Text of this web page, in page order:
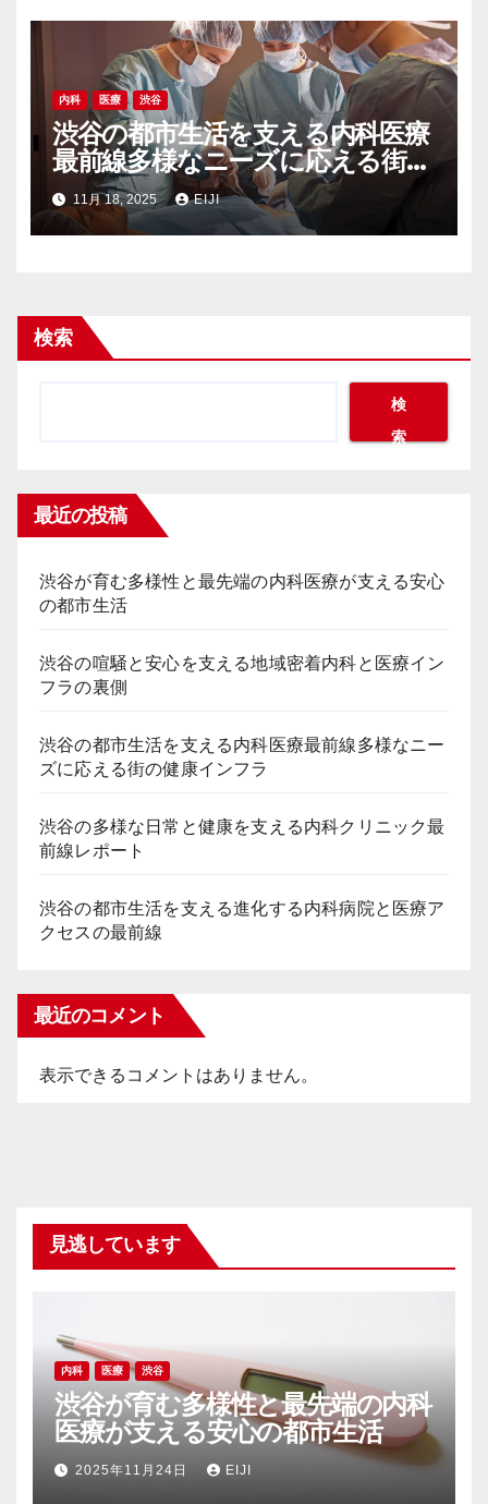
内科 医療 渋谷
渋谷の都市生活を支える内科医療
最前線多様なニーズに応える街の
健康インフラ
11月 18, 2025 EIJI
検索
検
索
最近の投稿
渋谷が育む多様性と最先端の内科医療が支える安心
の都市生活
渋谷の喧騒と安心を支える地域密着内科と医療イン
フラの裏側
渋谷の都市生活を支える内科医療最前線多様なニー
ズに応える街の健康インフラ
渋谷の多様な日常と健康を支える内科クリニック最
前線レポート
渋谷の都市生活を支える進化する内科病院と医療ア
クセスの最前線
最近のコメント
表示できるコメントはありません。
見逃しています
内科 医療 渋谷
渋谷が育む多様性と最先端の内科
医療が支える安心の都市生活
2025年11月24日 EIJI